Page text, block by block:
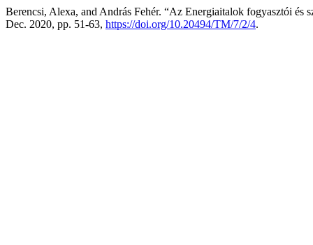
Berencsi, Alexa, and András Fehér. “Az Energiaitalok fogyasztói és
Dec. 2020, pp. 51-63, https://doi.org/10.20494/TM/7/2/4.